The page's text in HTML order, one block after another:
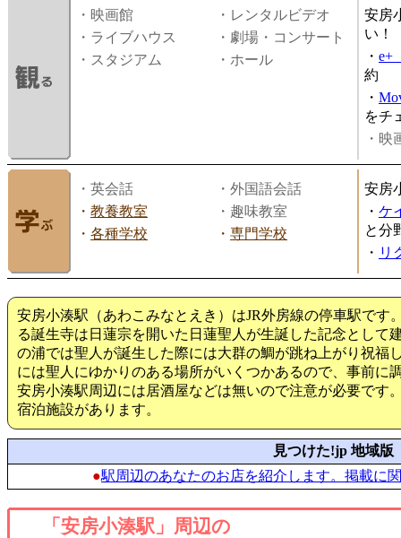
・映画館
・レンタルビデオ
・ライブハウス
・劇場・コンサート
・スタジアム
・ホール
安房
い！
・ e+
約
・
をチ
・映
・英会話
・外国語会話
・ 教養教室
・趣味教室
・ 各種学校 ・ 専門学校
安房
・ ケ
と分
・ リ
安房小湊駅（あわこみなとえき）はJR外房線の停車駅です
る誕生寺は日蓮宗を開いた日蓮聖人が生誕した記念として
の浦では聖人が誕生した際には大群の鯛が跳ね上がり祝福
には聖人にゆかりのある場所がいくつかあるので、事前に
安房小湊駅周辺には居酒屋などは無いので注意が必要です
宿泊施設があります。
見つけた!jp 地域版
●駅周辺のあなたのお店を紹介します。掲載に
「安房小湊駅」周辺の